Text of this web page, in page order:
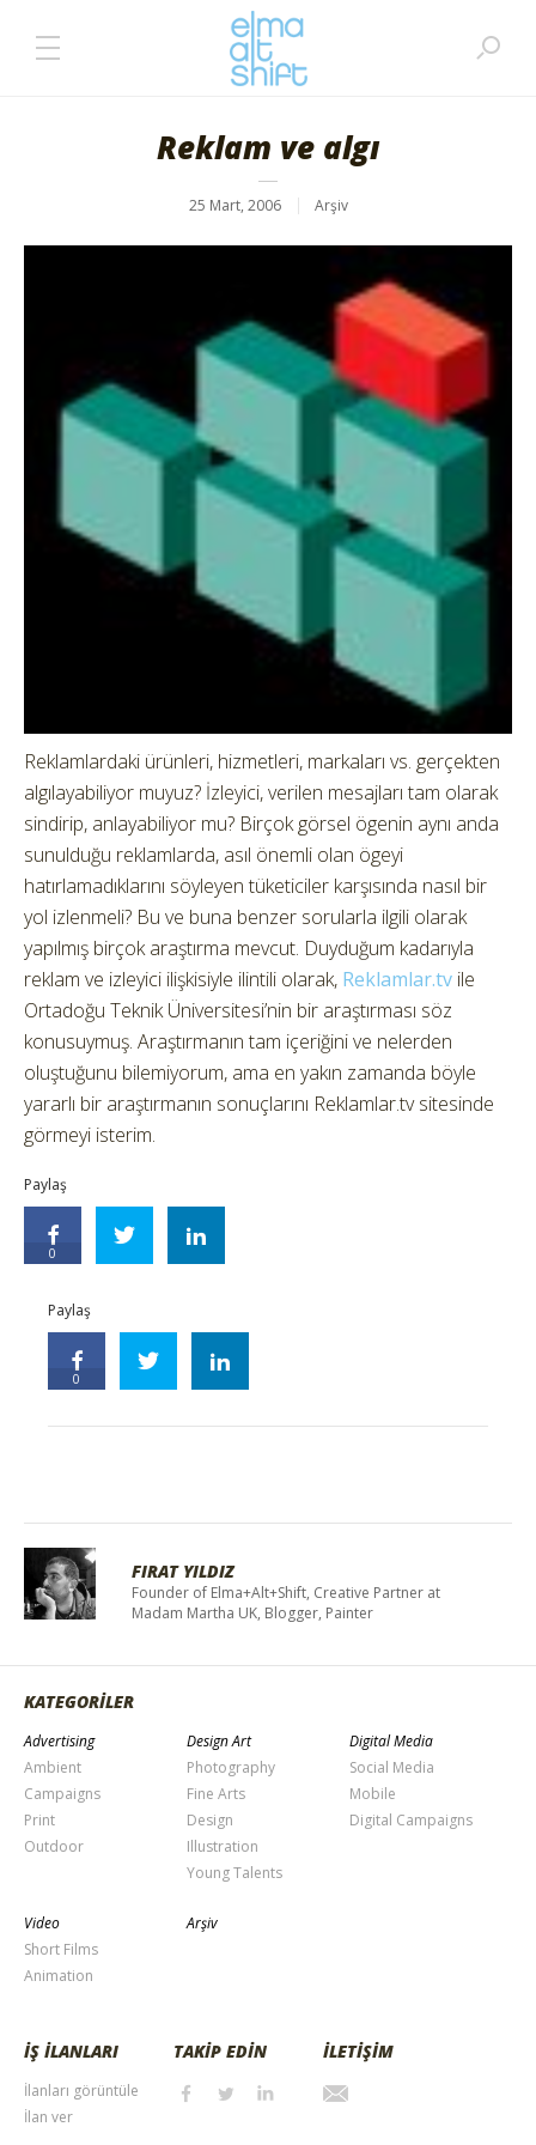
Reklam ve algı
25 Mart, 2006 Arşiv
Reklamlardaki ürünleri, hizmetleri, markaları vs. gerçekten
algılayabiliyor muyuz? İzleyici, verilen mesajları tam olarak
sindirip, anlayabiliyor mu? Birçok görsel ögenin aynı anda
sunulduğu reklamlarda, asıl önemli olan ögeyi
hatırlamadıklarını söyleyen tüketiciler karşısında nasıl bir
yol izlenmeli? Bu ve buna benzer sorularla ilgili olarak
yapılmış birçok araştırma mevcut. Duyduğum kadarıyla
reklam ve izleyici ilişkisiyle ilintili olarak, Reklamlar.tv ile
Ortadoğu Teknik Üniversitesi’nin bir araştırması söz
konusuymuş. Araştırmanın tam içeriğini ve nelerden
oluştuğunu bilemiyorum, ama en yakın zamanda böyle
yararlı bir araştırmanın sonuçlarını Reklamlar.tv sitesinde
görmeyi isterim.
Paylaş
0
Paylaş
0
FIRAT YILDIZ
Founder of Elma+Alt+Shift, Creative Partner at
Madam Martha UK, Blogger, Painter
KATEGORİLER
Advertising
Ambient
Campaigns
Print
Outdoor
Design Art
Photography
Fine Arts
Design
Illustration
Young Talents
Digital Media
Social Media
Mobile
Digital Campaigns
Video
Short Films
Animation
Arşiv
İŞ İLANLARI
İlanları görüntüle
İlan ver
TAKİP EDİN İLETİŞİM